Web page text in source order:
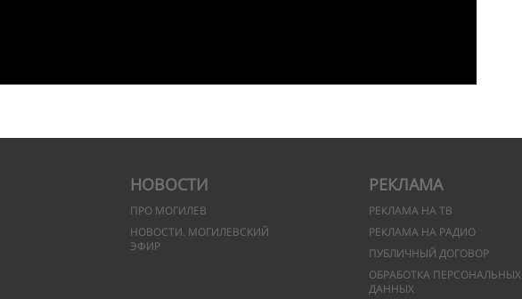
НОВОСТИ
ПРО МОГИЛЕВ
НОВОСТИ. МОГИЛЕВСКИЙ
ЭФИР
РЕКЛАМА
РЕКЛАМА НА ТВ
РЕКЛАМА НА РАДИО
ПУБЛИЧНЫЙ ДОГОВОР
ОБРАБОТКА ПЕРСОНАЛЬНЫХ
ДАННЫХ